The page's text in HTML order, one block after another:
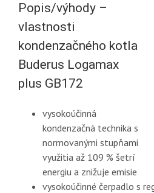
Popis/výhody –
vlastnosti
kondenzačného kotla
Buderus Logamax
plus GB172
vysokoúčinná
kondenzačná technika s
normovanými stupňami
využitia až 109 % šetrí
energiu a znižuje emisie
vysokoúčinné čerpadlo s